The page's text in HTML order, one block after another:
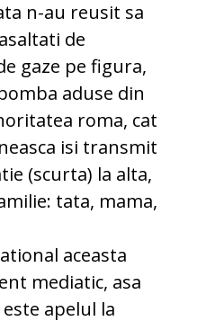
n-au reusit sa
de
gaze pe figura,
aduse din
roma, cat
isi transmit
(scurta) la alta,
tata, mama,
aceasta
mediatic, asa
apelul la